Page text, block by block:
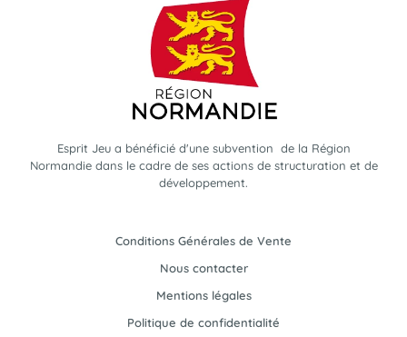
Esprit Jeu a bénéficié d'une subvention de la Région
Normandie dans le cadre de ses actions de structuration et de
développement.
Conditions Générales de Vente
Nous contacter
Mentions légales
Politique de confidentialité